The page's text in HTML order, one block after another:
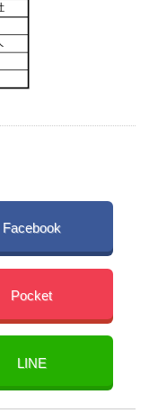
Facebook
Pocket
LINE